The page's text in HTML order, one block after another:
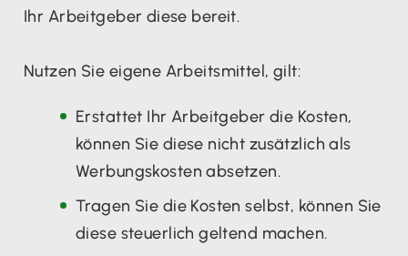
Ihr Arbeitgeber diese bereit.
Nutzen Sie eigene Arbeitsmittel, gilt:
Erstattet Ihr Arbeitgeber die Kosten,
können Sie diese nicht zusätzlich als
Werbungskosten absetzen.
Tragen Sie die Kosten selbst, können Sie
diese steuerlich geltend machen.